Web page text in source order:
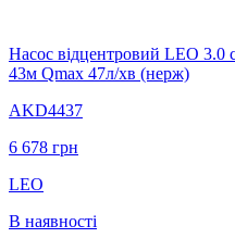
Насос відцентровий LEO
43м Qmax 47л/хв (нерж)
AKD4437
6 678 грн
LEO
В наявності